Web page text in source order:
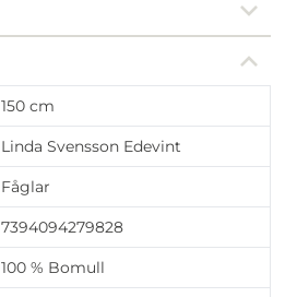
150 cm
Linda Svensson Edevint
Fåglar
7394094279828
100 % Bomull